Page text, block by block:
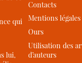
qui
lui,
Contacts
Mentions légales
Ours
Utilisation des
d’auteurs